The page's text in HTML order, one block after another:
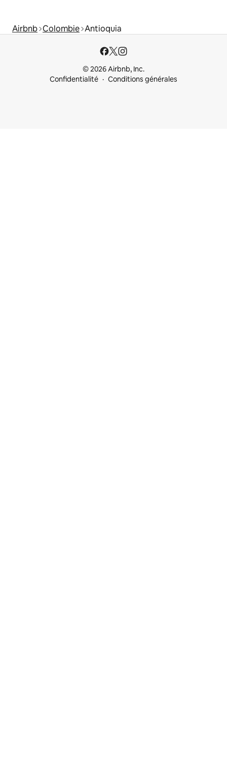
Airbnb Colombie Antioquia
© 2026 Airbnb, Inc.
Confidentialité
Conditions générales